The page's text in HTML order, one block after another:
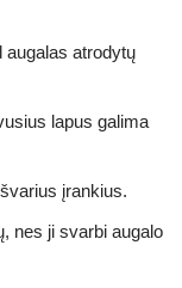
augalas atrodytų
lapus galima
įrankius.
nes ji svarbi augalo